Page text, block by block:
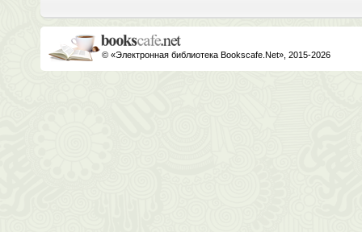
© «Электронная библиотека Bookscafe.Net», 2015-2026